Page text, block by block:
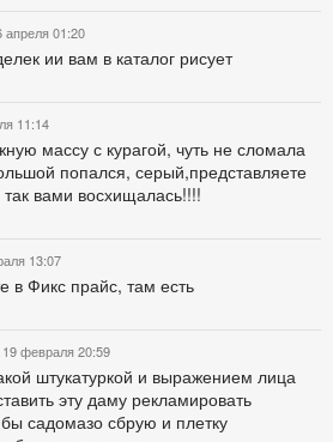
апреля 01:20
ии вам в каталог рисует
11:14
массу с курагой, чуть не сломала
попался, серый,представляете
вами восхищалась!!!!
13:07
в Фикс прайс, там есть
19 февраля 20:59
штукатуркой и выражением лица
эту даму рекламировать
садомазо сбрую и плетку